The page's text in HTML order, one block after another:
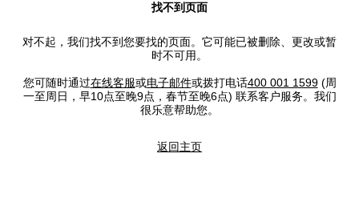
找不到页面
对不起，我们找不到您要找的页面。它可能已被删除、更改或暂
时不可用。
您可随时通过在线客服或电子邮件或拨打电话400 001 1599(周
一至周日，早10点至晚9点，春节至晚6点) 联系客户服务。我们
很乐意帮助您。
返回主页